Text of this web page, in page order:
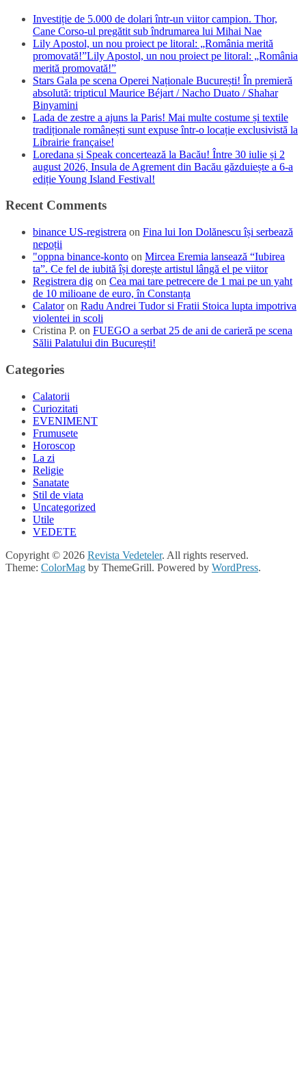
Investiție de 5.000 de dolari într-un viitor campion. Thor,
Cane Corso-ul pregătit sub îndrumarea lui Mihai Nae
Lily Apostol, un nou proiect pe litoral: „România merită
promovată!”Lily Apostol, un nou proiect pe litoral: „România
merită promovată!”
Stars Gala pe scena Operei Naționale București! În premieră
absolută: tripticul Maurice Béjart / Nacho Duato / Shahar
Binyamini
Lada de zestre a ajuns la Paris! Mai multe costume și textile
tradiționale românești sunt expuse într-o locație exclusivistă la
Librairie française!
Loredana și Speak concertează la Bacău! Între 30 iulie și 2
august 2026, Insula de Agrement din Bacău găzduiește a 6-a
ediție Young Island Festival!
Recent Comments
binance US-registrera on Fina lui Ion Dolănescu își serbează
nepoții
"oppna binance-konto on Mircea Eremia lansează “Iubirea
ta”. Ce fel de iubită își dorește artistul lângă el pe viitor
Registrera dig on Cea mai tare petrecere de 1 mai pe un yaht
de 10 milioane de euro, în Constanța
Calatoron Radu Andrei Tudor si Fratii Stoica lupta impotriva
violentei in scoli
Cristina P. on FUEGO a serbat 25 de ani de carieră pe scena
Sălii Palatului din București!
Categories
Calatorii
Curiozitati
EVENIMENT
Frumusete
Horoscop
La zi
Religie
Sanatate
Stil de viata
Uncategorized
Utile
VEDETE
Copyright © 2026 Revista Vedeteler. All rights reserved.
Theme: ColorMag by ThemeGrill. Powered by WordPress.